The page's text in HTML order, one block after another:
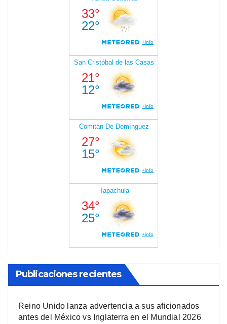
Publicaciones recientes
Reino Unido lanza advertencia a sus aficionados
antes del México vs Inglaterra en el Mundial 2026